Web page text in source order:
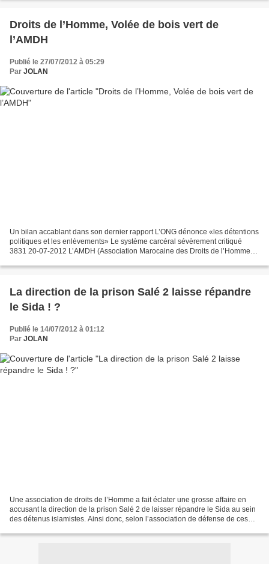
Droits de l’Homme, Volée de bois vert de
l’AMDH
Publié le 27/07/2012 à 05:29
Par JOLAN
Un bilan accablant dans son dernier rapport L’ONG dénonce «les détentions
politiques et les enlèvements» Le système carcéral sévèrement critiqué
3831 20-07-2012 L’AMDH (Association Marocaine des Droits de l’Homme)
La direction de la prison Salé 2 laisse répandre
le Sida ! ?
Publié le 14/07/2012 à 01:12
Par JOLAN
Une association de droits de l’Homme a fait éclater une grosse affaire en
accusant la direction de la prison Salé 2 de laisser répandre le Sida au sein
des détenus islamistes. Ainsi donc, selon l’association de défense de ces